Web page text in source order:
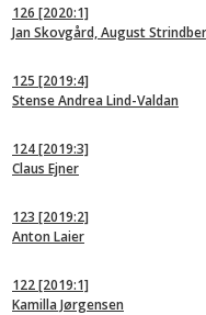
126 [2020:1]
Jan Skovgård, August
125 [2019:4]
Stense Andrea Lind-Valdan
124[2019:3]
Claus Ejner
123 [2019:2]
Anton Laier
122[2019:1]
Kamilla Jørgensen